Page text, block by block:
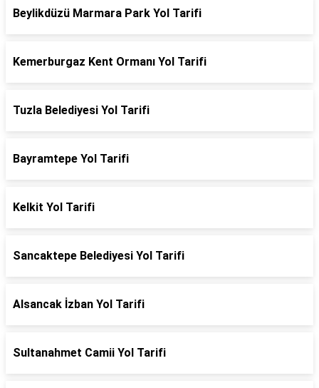
Beylikdüzü Marmara Park Yol Tarifi
Kemerburgaz Kent Ormanı Yol Tarifi
Tuzla Belediyesi Yol Tarifi
Bayramtepe Yol Tarifi
Kelkit Yol Tarifi
Sancaktepe Belediyesi Yol Tarifi
Alsancak İzban Yol Tarifi
Sultanahmet Camii Yol Tarifi